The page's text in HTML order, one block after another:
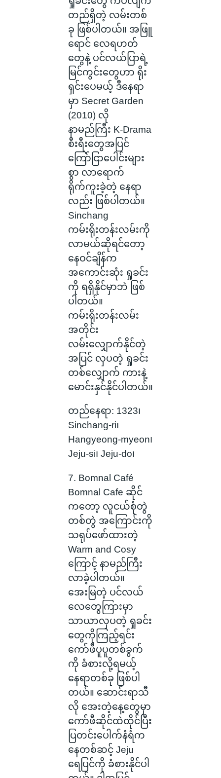
တည်ရှိတဲ့ လမ်းတစ်
ခု ဖြစ်ပါတယ်။ အဖြူ
ရောင် လေရဟတ်
တွေနဲ့ ပင်လယ်ပြာရဲ့
မြင်ကွင်းတွေဟာ ရိုး
ရှင်းပေမယ့် ဒီနေရာ
မှာ Secret Garden
(2010) လို
နာမည်ကြီး K-Drama
စီးရီးတွေအပြင်
ကြော်ငြာပေါင်းများ
စွာ လာရောက်
ရိုက်ကူးခဲ့တဲ့ နေရာ
လည်း ဖြစ်ပါတယ်။
Sinchang
ကမ်းရိုးတန်းလမ်းကို
လာမယ်ဆိုရင်တော့
နေဝင်ချိန်က
အကောင်းဆုံး ရှုခင်း
ကို ရရှိနိုင်မှာဘဲ ဖြစ်
ပါတယ်။
ကမ်းရိုးတန်းလမ်း
အတိုင်း
လမ်းလျှောက်နိုင်တဲ့
အပြင် လှပတဲ့ ရှုခင်း
တစ်လျှောက် ကားနဲ့
မောင်းနှင်နိုင်ပါတယ်။
တည်နေရာ: 1323၊
Sinchang-ri၊
Hangyeong-myeon၊
Jeju-si၊ Jeju-do၊
7. Bomnal Café
Bomnal Cafe ဆိုင်
ကတော့ လူငယ်စုံတွဲ
တစ်တွဲ အ‌ကြောင်းကို
သရုပ်ဖော်ထားတဲ့
Warm and Cosy
ကြောင့် နာမည်ကြီး
လာခဲ့ပါတယ်။
အေးမြတဲ့ ပင်လယ်
လေတွေကြားမှာ
သာယာလှပတဲ့ ရှုခင်း
တွေကိုကြည့်ရင်း
ကော်ဖီပူပူတစ်ခွက်
ကို ခံစားလို့ရမယ့်
နေရာတစ်ခု ဖြစ်ပါ
တယ်။ ဆောင်းရာသီ
လို အေးတဲ့နေ့တွေမှာ
ကော်ဖီဆိုင်ထဲထိုင်ပြီး
ပြတင်းပေါက်နံရံက
နေတစ်ဆင့် Jeju
ရေပြင်ကို ခံစားနိုင်ပါ